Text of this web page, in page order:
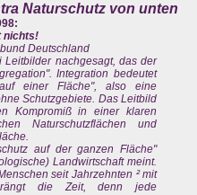
Naturschutz von unten
nichts!
Deutschland
Leitbilder nachgesagt, das der
Integration bedeutet
einer Fläche", also eine
Schutzgebiete. Das Leitbild
Kompromiß in einer klaren
Naturschutzflächen und
auf der ganzen Fläche"
Landwirtschaft meint.
seit Jahrzehnten ² mit
die Zeit, denn jede